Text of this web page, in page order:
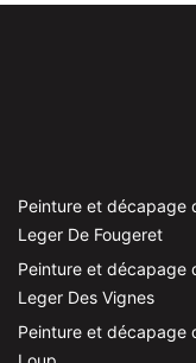
Peinture et décapage
Leger De Fougeret
Peinture et décapage
Leger Des Vignes
Peinture et décapage